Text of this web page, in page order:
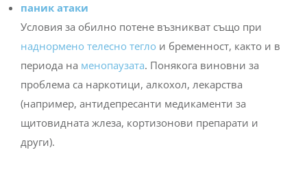
паник атаки
Условия за обилно потене възникват също при
наднормено телесно теглои бременност, както и в
периода на менопаузата. Понякога виновни за
проблема са наркотици, алкохол, лекарства
(например, антидепресанти медикаменти за
щитовидната жлеза, кортизонови препарати и
други).